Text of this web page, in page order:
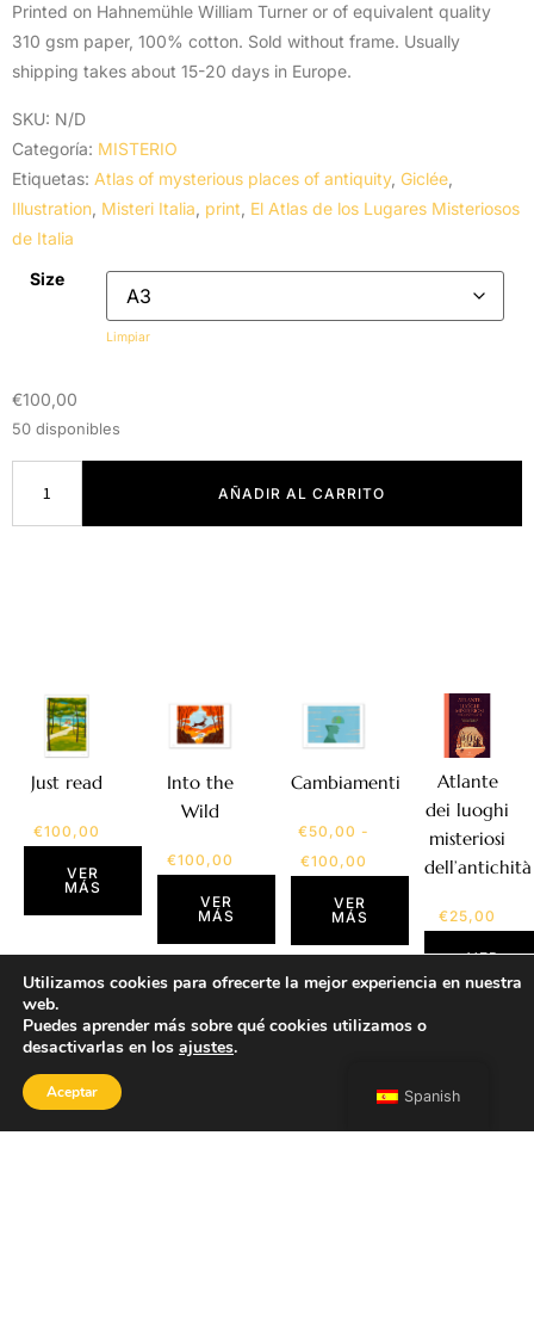
Printed on Hahnemühle William Turner or of equivalent quality
310 gsm paper, 100% cotton. Sold without frame. Usually
shipping takes about 15-20 days in Europe.
SKU: N/D
Categoría: MISTERIO
Etiquetas: Atlas of mysterious places of antiquity, Giclée
Illustration Misteri Italia print El Atlas de los Lugares Misteriosos
de Italia
Size
Limpiar
€100,00
50 disponibles
AÑADIR AL CARRITO
Just read
€100,00
VER
MÁS
Into the
Wild
€100,00
VER
MÁS
Cambiamenti
€50,00 -
€100,00
VER
MÁS
Atlante
dei luoghi
misteriosi
dell’antichità
€25,00
VER
Spanish
Utilizamos cookies para ofrecerte la mejor experiencia en nuestra
web.
Puedes aprender más sobre qué cookies utilizamos o
desactivarlas en los ajustes.
Aceptar